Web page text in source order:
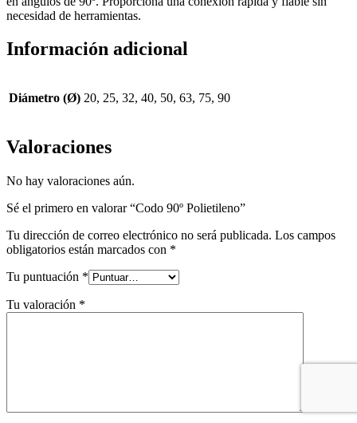
necesidad de herramientas.
Información adicional
Diámetro (Ø) 20, 25, 32, 40, 50, 63, 75, 90
Valoraciones
No hay valoraciones aún.
Sé el primero en valorar “Codo 90º Polietileno”
Tu dirección de correo electrónico no será publicada. Los campos
obligatorios están marcados con *
Tu puntuación *
Tu valoración *